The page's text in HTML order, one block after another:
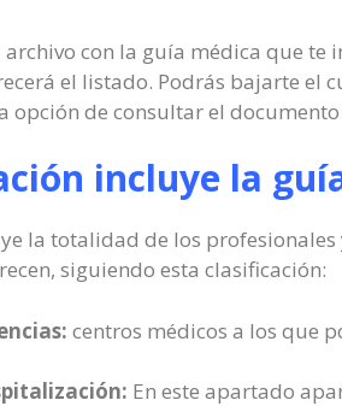
archivo con la guía médica que
el listado. Podrás bajarte el
opción de consultar el
incluye la
la totalidad de los
siguiendo esta clasificación:
centros médicos a los que
En este apartado